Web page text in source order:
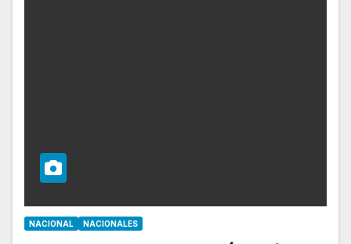
NACIONAL NACIONALES